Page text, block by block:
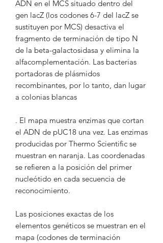
ADN en el MCS situado dentro del
gen lacZ (los codones 6-7 del lacZ se
sustituyen por MCS) desactiva el
fragmento de terminación de tipo N
de la beta-galactosidasa y elimina la
alfacomplementación. Las bacterias
portadoras de plásmidos
recombinantes, por lo tanto, dan lugar
a colonias blancas
. El mapa muestra enzimas que cortan
el ADN de pUC18 una vez. Las enzimas
producidas por Thermo Scientific se
muestran en naranja. Las coordenadas
se refieren a la posición del primer
nucleótido en cada secuencia de
reconocimiento.
Las posiciones exactas de los
elementos genéticos se muestran en el
mapa (codones de terminación